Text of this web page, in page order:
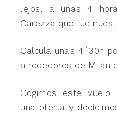
lejos, a unas 4
Carezza que fue
Calcula unas 4´30h
alrededores de Milán
Cogimos este vuelo
una oferta y